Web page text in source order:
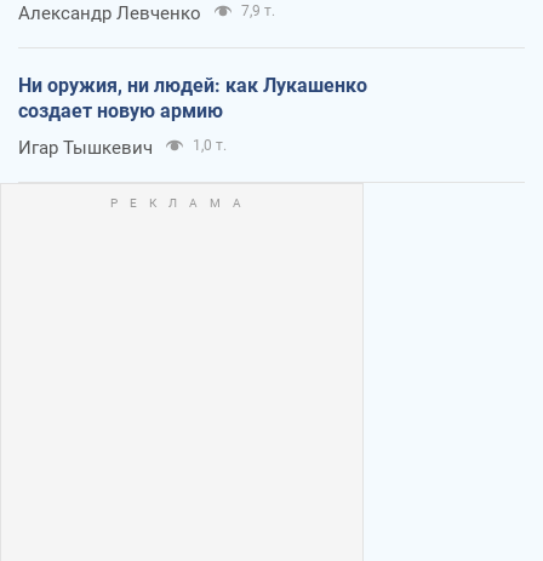
Александр Левченко 7,9 т.
Ни оружия, ни людей: как Лукашенко
создает новую армию
Игар Тышкевич 1,0 т.